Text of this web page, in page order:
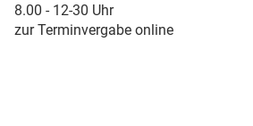
8.00 - 12-30 Uhr
zur Terminvergabe online